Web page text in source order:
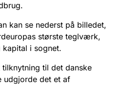
kan se nederst på billedet,
største teglværk,
i sognet.
til det danske
udgjorde det et af